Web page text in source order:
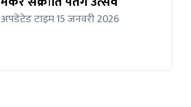
अपडेटेड टाइम 15 जनवरी 2026